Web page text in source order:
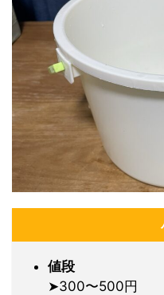
値段
➤300〜500円